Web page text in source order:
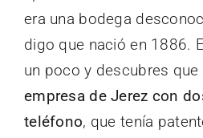
era una bodega
digo que nació en 1886.
un poco y descubres que
empresa de Jerez con
teléfono, que tenía